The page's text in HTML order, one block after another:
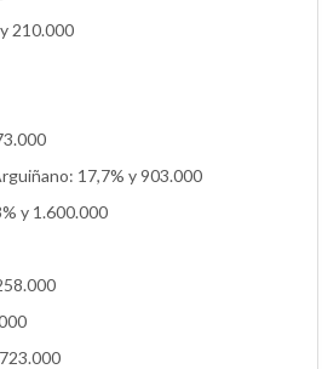
210.000
17,7% y 903.000
y 1.600.000